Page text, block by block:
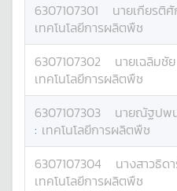
6307107301 นายเกียรติ
เทคโนโลยีการผลิตพืช
6307107302 นายเฉลิมชัย
เทคโนโลยีการผลิตพืช
6307107303 นายณัฐปพ
: เทคโนโลยีการผลิตพืช
6307107304 นางสาวธิด
เทคโนโลยีการผลิตพืช